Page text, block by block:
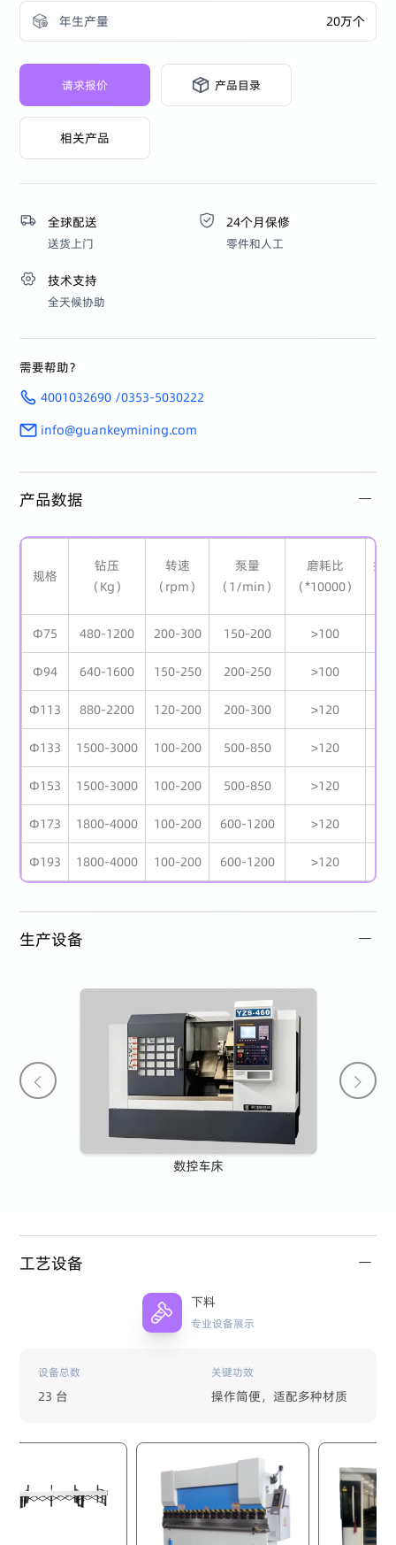
年生产量 20万个
请求报价 产品目录
相关产品
全球配送
送货上门
24个月保修
零件和人工
技术支持
全天候协助
需要帮助？
4001032690 /0353-5030222
info@guankeymining.com
产品数据
规格
钻压
（Kg）
转速
（rpm）
泵量
（1/min）
磨耗比
（*10000）
抗
Φ75 480-1200 200-300 150-200 >100
Φ94 640-1600 150-250 200-250 >100
Φ113 880-2200 120-200 200-300 >120
Φ133 1500-3000 100-200 500-850 >120
Φ153 1500-3000 100-200 500-850 >120
Φ173 1800-4000 100-200 600-1200 >120
Φ193 1800-4000 100-200 600-1200 >120
生产设备
工艺设备
下料
专业设备展示
设备总数
23 台
关键功效
操作简便，适配多种材质